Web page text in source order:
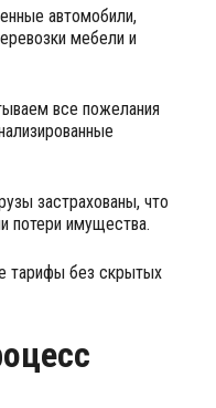
автомобили,
мебели и
все пожелания
застрахованы, что
потери имущества.
тарифы без скрытых